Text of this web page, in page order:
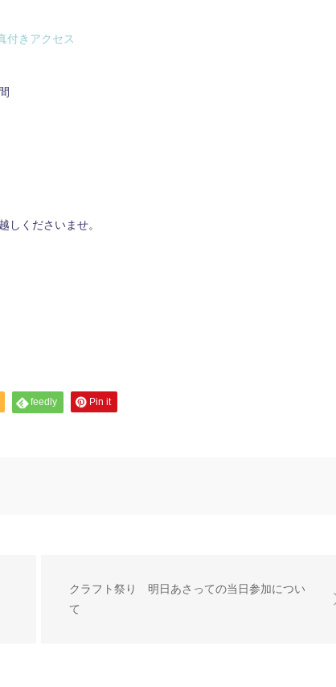
付きアクセス
くださいませ。
feedly Pin it
クラフト祭り 明日あさっての当日参加につい
て